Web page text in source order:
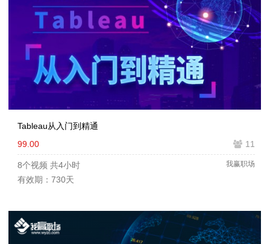
Tableau从入门到精通
11
99.00
我赢职场
8个视频 共4小时
有效期：730天